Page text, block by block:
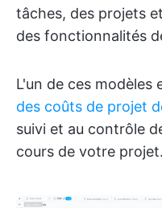
tâches, des projets
des fonctionnalités
L'un de ces modèles
des coûts de projet
suivi et au contrôle
cours de votre projet.